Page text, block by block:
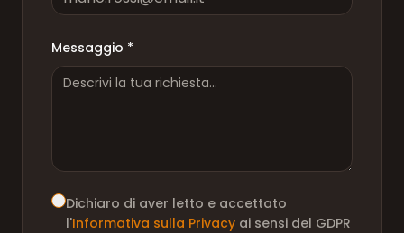
Messaggio *
Dichiaro di aver letto e accettato
l'Informativa sulla Privacy ai sensi del GDPR